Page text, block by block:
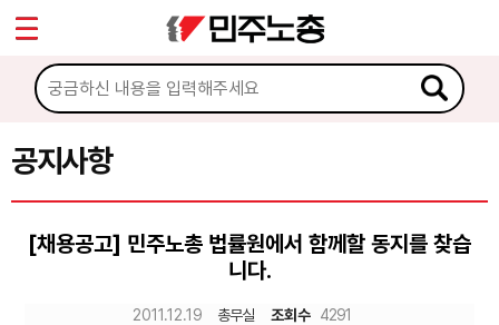
공지사항
[채용공고] 민주노총 법률원에서 함께할 동지를 찾습
니다.
2011.12.19 총무실 조회수 4291
마이페이지
소개
소식
공지사항
성명·보도
Sketchbook5, 스케치북5
Sketchbook5, 스케치북5